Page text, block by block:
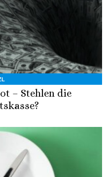
– Stehlen die